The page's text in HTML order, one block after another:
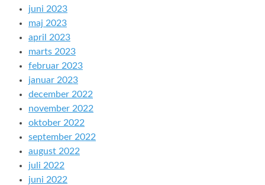
juni 2023
maj 2023
april 2023
marts 2023
februar 2023
januar 2023
december 2022
november 2022
oktober 2022
september 2022
august 2022
juli 2022
juni 2022